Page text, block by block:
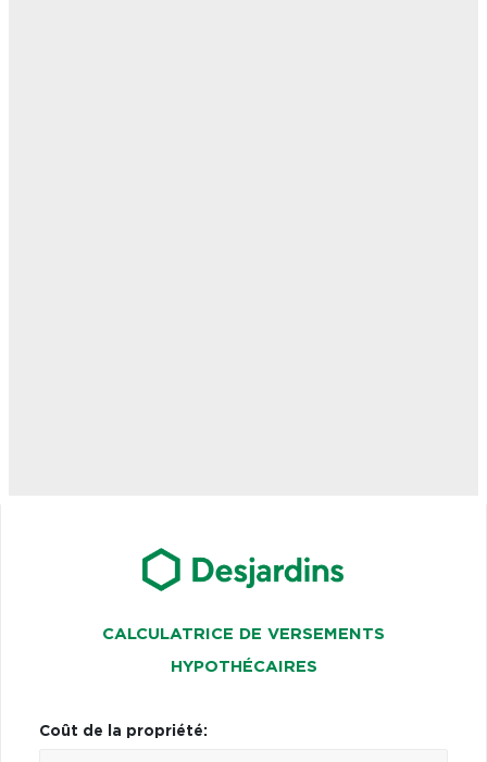
CALCULATRICE DE VERSEMENTS
HYPOTHÉCAIRES
Coût de la propriété: